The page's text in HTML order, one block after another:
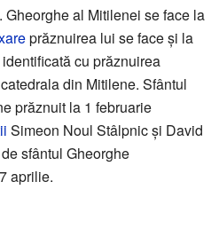
al Mitilenei se face la
prăznuirea lui se face și la
cu prăznuirea
din Mitilene. Sfântul
prăznuit la 1 februarie
Simeon Noul Stâlpnic și David
sfântul Gheorghe
aprilie.